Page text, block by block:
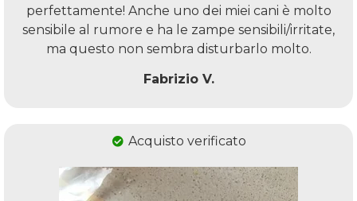
perfettamente! Anche uno dei miei cani è molto
sensibile al rumore e ha le zampe sensibili/irritate,
ma questo non sembra disturbarlo molto.
Fabrizio V.
Acquisto verificato